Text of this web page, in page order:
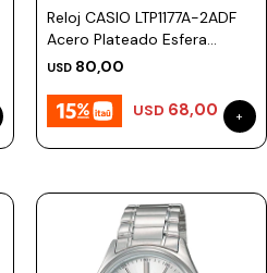
Reloj CASIO LTP1177A-2ADF
Acero Plateado Esfera
25mm
USD 80,00
USD 68,00